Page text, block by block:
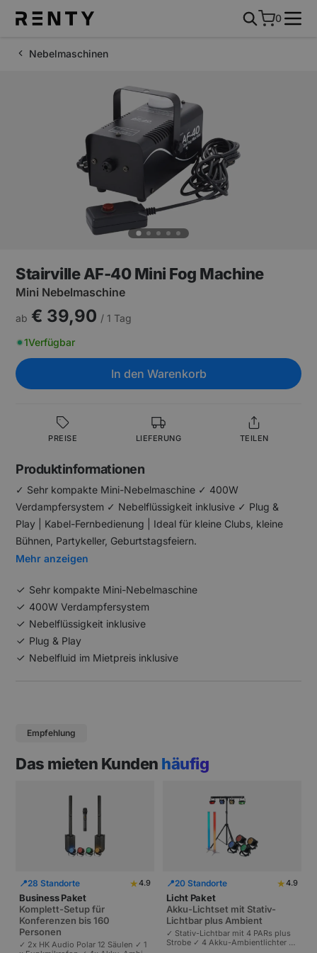
0
Nebelmaschinen
Stairville AF-40 Mini Fog Machine
Mini Nebelmaschine
ab € 39,90 / 1 Tag
1Verfügbar
In den Warenkorb
PREISE LIEFERUNG TEILEN
Produktinformationen
✓ Sehr kompakte Mini-Nebelmaschine ✓ 400W
Verdampfersystem ✓ Nebelflüssigkeit inklusive ✓ Plug &
Play | Kabel-Fernbedienung | Ideal für kleine Clubs, kleine
Bühnen, Partykeller, Geburtstagsfeiern.
Mehr anzeigen
Sehr kompakte Mini-Nebelmaschine
400W Verdampfersystem
Nebelflüssigkeit inklusive
Plug & Play
Nebelfluid im Mietpreis inklusive
Empfehlung
Das mieten Kunden häufig
📍28 Standorte ★4.9
Business Paket
Komplett-Setup für
Konferenzen bis 160
Personen
✓ 2x HK Audio Polar 12 Säulen ✓ 1
📍20 Standorte ★4.9
Licht Paket
Akku-Lichtset mit Stativ-
Lichtbar plus Ambient
✓ Stativ-Lichtbar mit 4 PARs plus
Strobe ✓ 4 Akku-Ambientlichter ✓